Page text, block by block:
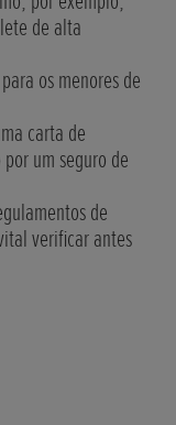
para
Bluetooth.